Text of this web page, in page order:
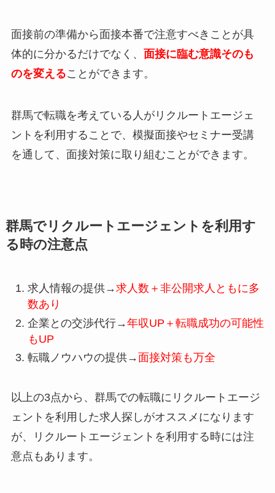
面接前の準備から面接本番で注意すべきことが具
体的に分かるだけでなく、 面接に臨む意識そのも
のを変えることができます。
群馬で転職を考えている人がリクルートエージェ
ントを利用することで、模擬面接やセミナー受講
を通して、面接対策に取り組むことができます。
群馬でリクルートエージェントを利用す
る時の注意点
求人情報の提供→求人数＋非公開求人ともに多
数あり
企業との交渉代行→年収UP＋転職成功の可能性
もUP
転職ノウハウの提供→ 面接対策も万全
以上の3点から、群馬での転職にリクルートエージ
ェントを利用した求人探しがオススメになります
が、リクルートエージェントを利用する時には注
意点もあります。